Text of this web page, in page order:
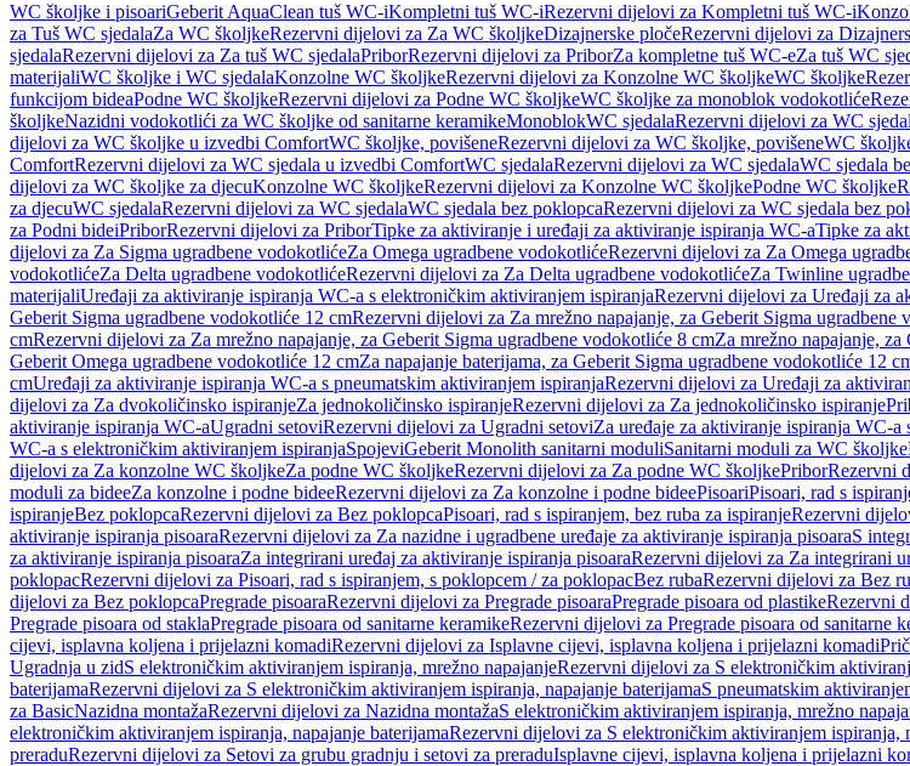
WC školjke i pisoariGeberit AquaClean tuš WC-iKompletni tuš WC-iRezervni dijelovi za Kompletni tuš WC-i
za Tuš WC sjedalaZa WC školjkeRezervni dijelovi za Za WC školjkeDizajnerske pločeRezervni dijelovi za
sjedalaRezervni dijelovi za Za tuš WC sjedalaPriborRezervni dijelovi za PriborZa kompletne tuš WC-eZa tuš WC
materijaliWC školjke i WC sjedalaKonzolne WC školjkeRezervni dijelovi za Konzolne WC školjkeWC školjke
funkcijom bideaPodne WC školjkeRezervni dijelovi za Podne WC školjkeWC školjke za monoblok vodokotliće
školjkeNazidni vodokotlići za WC školjke od sanitarne keramikeMonoblokWC sjedalaRezervni dijelovi za WC
dijelovi za WC školjke u izvedbi ComfortWC školjke, povišeneRezervni dijelovi za WC školjke, povišeneWC
ComfortRezervni dijelovi za WC sjedala u izvedbi ComfortWC sjedalaRezervni dijelovi za WC sjedalaWC sjedala
dijelovi za WC školjke za djecuKonzolne WC školjkeRezervni dijelovi za Konzolne WC školjkePodne WC školjke
za djecuWC sjedalaRezervni dijelovi za WC sjedalaWC sjedala bez poklopcaRezervni dijelovi za WC sjedala bez
za Podni bideiPriborRezervni dijelovi za PriborTipke za aktiviranje i uređaji za aktiviranje ispiranja WC-aTipke za
dijelovi za Za Sigma ugradbene vodokotlićeZa Omega ugradbene vodokotlićeRezervni dijelovi za Za Omega
vodokotlićeZa Delta ugradbene vodokotlićeRezervni dijelovi za Za Delta ugradbene vodokotlićeZa Twinline
materijaliUređaji za aktiviranje ispiranja WC-a s elektroničkim aktiviranjem ispiranjaRezervni dijelovi za Uređaji za
Geberit Sigma ugradbene vodokotliće 12 cmRezervni dijelovi za Za mrežno napajanje, za Geberit Sigma ugradbene
cmRezervni dijelovi za Za mrežno napajanje, za Geberit Sigma ugradbene vodokotliće 8 cmZa mrežno napajanje,
Geberit Omega ugradbene vodokotliće 12 cmZa napajanje baterijama, za Geberit Sigma ugradbene vodokotliće 12
cmUređaji za aktiviranje ispiranja WC-a s pneumatskim aktiviranjem ispiranjaRezervni dijelovi za Uređaji za
dijelovi za Za dvokoličinsko ispiranjeZa jednokoličinsko ispiranjeRezervni dijelovi za Za jednokoličinsko ispiranje
aktiviranje ispiranja WC-aUgradni setoviRezervni dijelovi za Ugradni setoviZa uređaje za aktiviranje ispiranja WC-
WC-a s elektroničkim aktiviranjem ispiranjaSpojeviGeberit Monolith sanitarni moduliSanitarni moduli za WC školjke
dijelovi za Za konzolne WC školjkeZa podne WC školjkeRezervni dijelovi za Za podne WC školjkePriborRezervni
moduli za bideeZa konzolne i podne bideeRezervni dijelovi za Za konzolne i podne bideePisoariPisoari, rad s
ispiranjeBez poklopcaRezervni dijelovi za Bez poklopcaPisoari, rad s ispiranjem, bez ruba za ispiranjeRezervni
aktiviranje ispiranja pisoaraRezervni dijelovi za Za nazidne i ugradbene uređaje za aktiviranje ispiranja pisoaraS
za aktiviranje ispiranja pisoaraZa integrirani uređaj za aktiviranje ispiranja pisoaraRezervni dijelovi za Za integrirani
poklopacRezervni dijelovi za Pisoari, rad s ispiranjem, s poklopcem / za poklopacBez rubaRezervni dijelovi za Bez
dijelovi za Bez poklopcaPregrade pisoaraRezervni dijelovi za Pregrade pisoaraPregrade pisoara od plastikeRezervni
Pregrade pisoara od staklaPregrade pisoara od sanitarne keramikeRezervni dijelovi za Pregrade pisoara od sanitarne
cijevi, isplavna koljena i prijelazni komadiRezervni dijelovi za Isplavne cijevi, isplavna koljena i prijelazni komadi
Ugradnja u zidS elektroničkim aktiviranjem ispiranja, mrežno napajanjeRezervni dijelovi za S elektroničkim
baterijamaRezervni dijelovi za S elektroničkim aktiviranjem ispiranja, napajanje baterijamaS pneumatskim
za BasicNazidna montažaRezervni dijelovi za Nazidna montažaS elektroničkim aktiviranjem ispiranja, mrežno
elektroničkim aktiviranjem ispiranja, napajanje baterijamaRezervni dijelovi za S elektroničkim aktiviranjem ispiranja,
preraduRezervni dijelovi za Setovi za grubu gradnju i setovi za preraduIsplavne cijevi, isplavna koljena i prijelazni